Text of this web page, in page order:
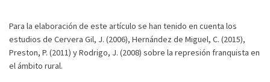
Para la elaboración de este artículo se han tenido en cuenta los
estudios de Cervera Gil, J. (2006), Hernández de Miguel, C. (2015),
Preston, P. (2011) y Rodrigo, J. (2008) sobre la represión franquista en
el ámbito rural.